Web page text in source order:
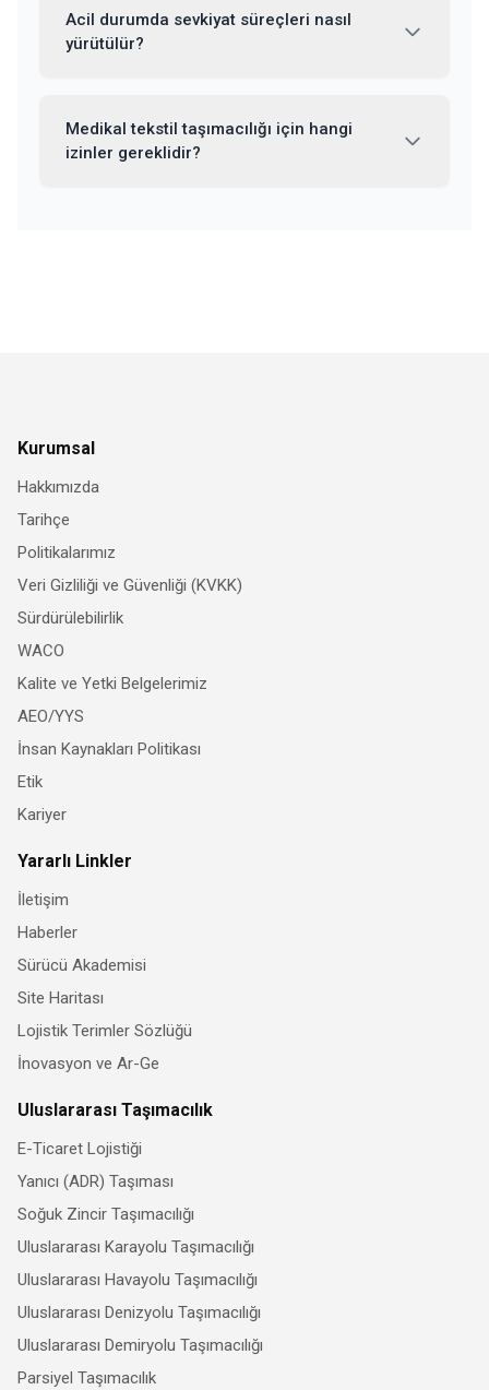
Acil durumda sevkiyat süreçleri nasıl
yürütülür?
Medikal tekstil taşımacılığı için hangi
izinler gereklidir?
Kurumsal
Hakkımızda
Tarihçe
Politikalarımız
Veri Gizliliği ve Güvenliği (KVKK)
Sürdürülebilirlik
WACO
Kalite ve Yetki Belgelerimiz
AEO/YYS
İnsan Kaynakları Politikası
Etik
Kariyer
Yararlı Linkler
İletişim
Haberler
Sürücü Akademisi
Site Haritası
Lojistik Terimler Sözlüğü
İnovasyon ve Ar-Ge
Uluslararası Taşımacılık
E-Ticaret Lojistiği
Yanıcı (ADR) Taşıması
Soğuk Zincir Taşımacılığı
Uluslararası Karayolu Taşımacılığı
Uluslararası Havayolu Taşımacılığı
Uluslararası Denizyolu Taşımacılığı
Uluslararası Demiryolu Taşımacılığı
Parsiyel Taşımacılık